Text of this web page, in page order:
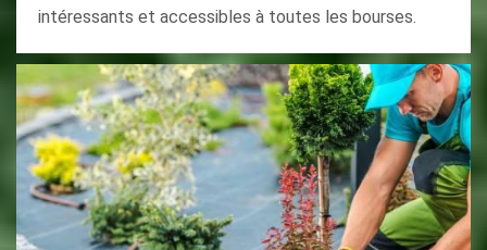
intéressants et accessibles à toutes les bourses.